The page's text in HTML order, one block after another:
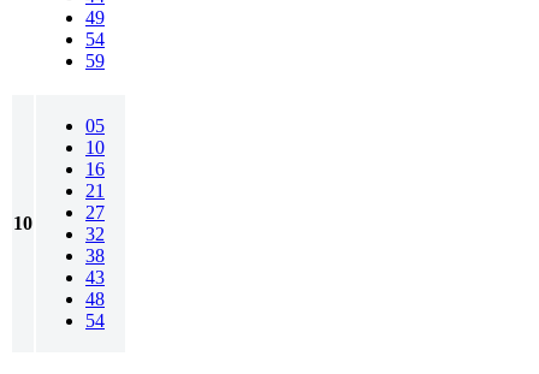
49
54
59
10
05
10
16
21
27
32
38
43
48
54